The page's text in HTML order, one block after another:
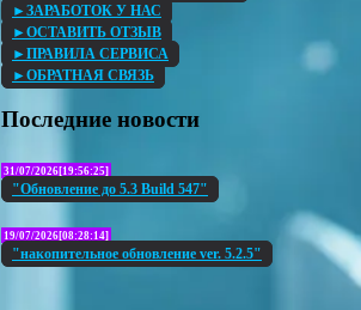
►ЗАРАБОТОК У НАС
►ОСТАВИТЬ ОТЗЫВ
►ПРАВИЛА СЕРВИСА
►ОБРАТНАЯ СВЯЗЬ
Последние новости
31/07/2026[19:56:25]
"Обновление до 5.3 Build 547"
19/07/2026[08:28:14]
"накопительное обновление ver. 5.2.5"